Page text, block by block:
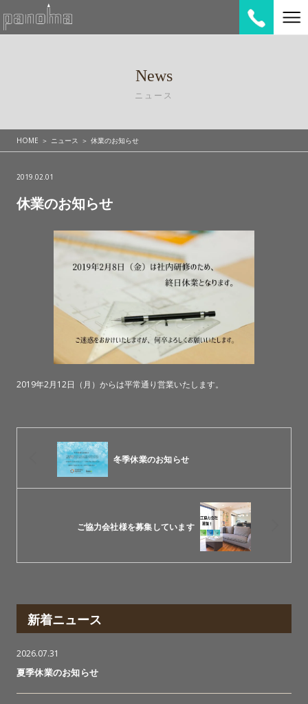
News
ニュース
HOME ニュース 休業のお知らせ
2019.02.01
休業のお知らせ
2019年2月12日（月）からは平常通り営業いたします。
冬季休業のお知らせ
ご協力会社様を募集しています
新着ニュース
2026.07.31
夏季休業のお知らせ